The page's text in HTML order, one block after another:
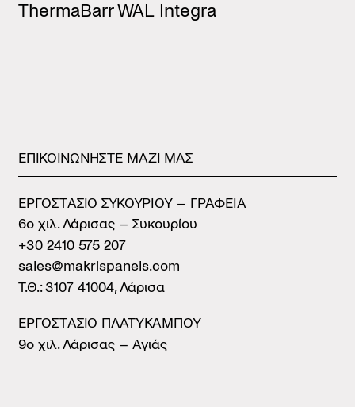
ThermaBarr WAL Integra
ΕΠΙΚΟΙΝΩΝΗΣΤΕ ΜΑΖΙ ΜΑΣ
ΕΡΓΟΣΤAΣΙΟ ΣΥΚΟΥΡIΟΥ – ΓΡΑΦΕIΑ
6ο χιλ. Λάρισας – Συκουρίου
+30 2410 575 207
sales@makrispanels.com
Τ.Θ.: 3107 41004, Λάρισα
ΕΡΓΟΣΤAΣΙΟ ΠΛΑΤYΚΑΜΠΟΥ
9ο χιλ. Λάρισας – Αγιάς